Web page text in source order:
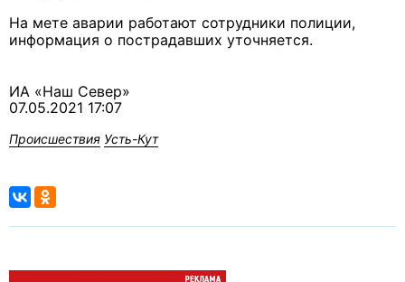
На мете аварии работают сотрудники полиции,
информация о пострадавших уточняется.
ИА «Наш Север»
07.05.2021 17:07
Происшествия Усть-Кут